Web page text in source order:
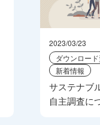
2023/03/23
ダウンロー
新着情報
サステナブ
自主調査に